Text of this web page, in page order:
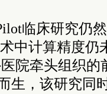
临床研究仍
中计算精度仍
院牵头组织的
生，该研究同